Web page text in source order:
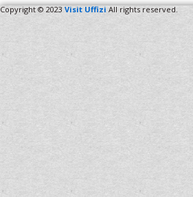
Copyright © 2023 Visit Uffizi All rights reserved.